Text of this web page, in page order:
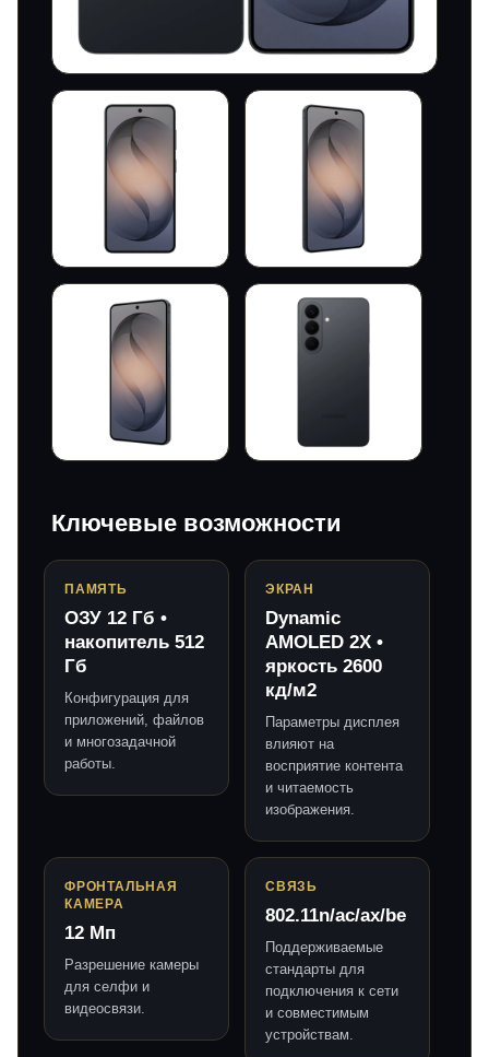
Ключевые возможности
ПАМЯТЬ
ОЗУ 12 Гб •
накопитель 512
Гб
Конфигурация для
приложений, файлов
и многозадачной
работы.
ЭКРАН
Dynamic
AMOLED 2X •
яркость 2600
кд/м2
Параметры дисплея
влияют на
восприятие контента
и читаемость
изображения.
ФРОНТАЛЬНАЯ
КАМЕРА
12 Мп
Разрешение камеры
для селфи и
видеосвязи.
СВЯЗЬ
802.11n/ac/ax/be
Поддерживаемые
стандарты для
подключения к сети
и совместимым
устройствам.